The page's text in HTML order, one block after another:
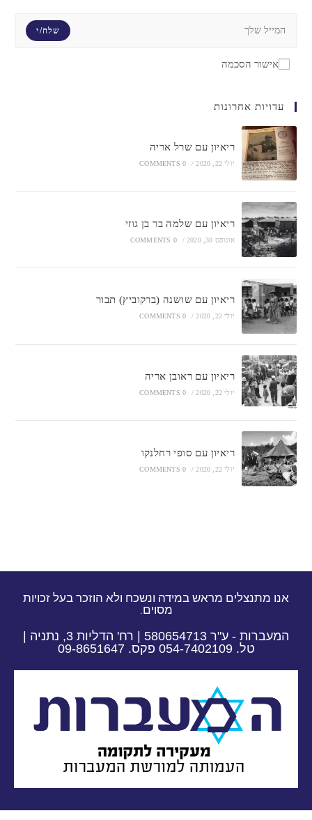
שלח/י
אישור הסכמה
עדויות אחרונות
ריאיון עם שרל אריה
יולי 22, 2020 /
0 COMMENTS
ריאיון עם שלמה בר בן גוזי
אוגוסט 30, 2020 /
0 COMMENTS
ריאיון עם שושנה (ברקוביץ) תבור
יולי 22, 2020 /
0 COMMENTS
ריאיון עם ראובן אריה
יולי 22, 2020 /
0 COMMENTS
ריאיון עם סופי רחלנקו
יולי 22, 2020 /
0 COMMENTS
אנו מתנצלים מראש במידה ונשכח ולא הוזכר בעל זכויות
מסוים.
המעברות - ע"ר 580654713 | רח' הדליות 3, נתניה |
טל. 054-7402109 פקס. 09-8651647​